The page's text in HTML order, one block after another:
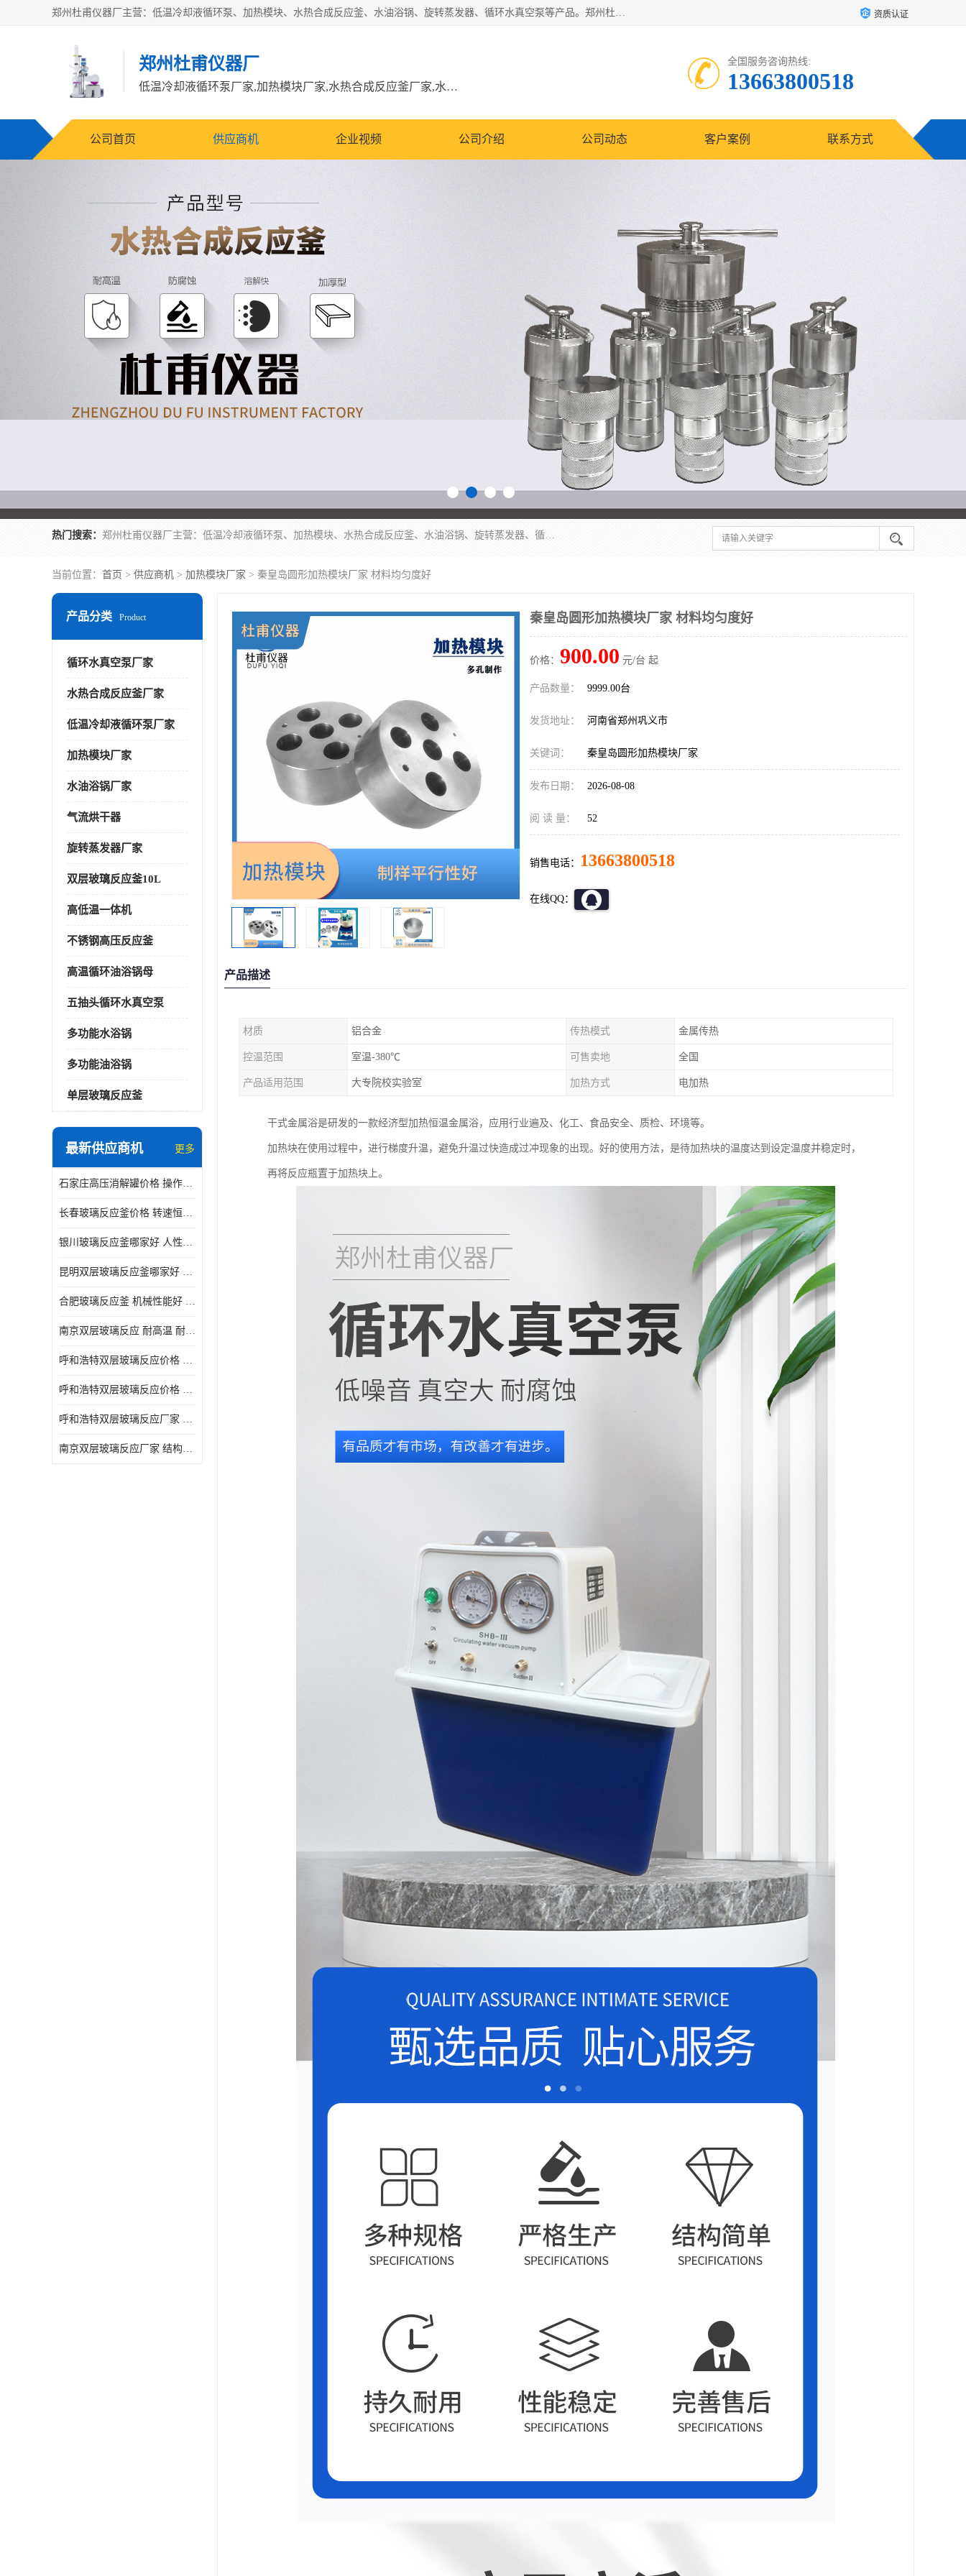
郑州杜甫仪器厂主营：低温冷却液循环泵、加热模块、水热合成反应釜、水油浴锅、旋转蒸发器、循环水真空泵等产品。郑州杜甫仪器厂在众多的教学仪器行业中依靠科技力量扬长避短、迅速发展，成为国家教委*生产教学仪器的厂家，产品具有国内良好水平，主导产品通过ISO9002质量认证。 资质认证
郑州杜甫仪器厂
低温冷却液循环泵厂家,加热模块厂家,水热合成反应釜厂家,水油浴锅厂家,旋转蒸发器厂家
全国服务咨询热线:
13663800518
公司首页 供应商机 企业视频 公司介绍 公司动态 客户案例 联系方式
热门搜索： 郑州杜甫仪器厂主营：低温冷却液循环泵、加热模块、水热合成反应釜、水油浴锅、旋转蒸发器、循环水真空泵等产品。郑州杜甫仪器厂在众多的教学仪器行业中依靠科技力量扬长避短、迅速发展，成为国家教委*生产教学仪器的厂家，产品具有国内良好水平，主导产品通过ISO9002质量认证。
当前位置： 首页 > 供应商机 > 加热模块厂家 > 秦皇岛圆形加热模块厂家 材料均匀度好
产品分类 Product
循环水真空泵厂家
水热合成反应釜厂家
低温冷却液循环泵厂家
加热模块厂家
水油浴锅厂家
气流烘干器
旋转蒸发器厂家
双层玻璃反应釜10L
高低温一体机
不锈钢高压反应釜
高温循环油浴锅母
五抽头循环水真空泵
多功能水浴锅
多功能油浴锅
单层玻璃反应釜
最新供应商机 更多
石家庄高压消解罐价格 操作简单 使用安全
长春玻璃反应釜价格 转速恒定 机械性能好
银川玻璃反应釜哪家好 人性化设计 可连续工作
昆明双层玻璃反应釜哪家好 人性化设计 可连续工作 机械性能好
合肥玻璃反应釜 机械性能好 可连续工作
南京双层玻璃反应 耐高温 耐腐蚀 空载不宜高速运转
呼和浩特双层玻璃反应价格 安全稳定 机械性能好
呼和浩特双层玻璃反应价格 结构紧凑 可做加热反应
呼和浩特双层玻璃反应厂家 转速恒定 空载不宜高速运转
南京双层玻璃反应厂家 结构紧凑 可连续工作 可做加热反应
秦皇岛圆形加热模块厂家 材料均匀度好
价格： 900.00 元/台 起
产品数量： 9999.00台
发货地址： 河南省郑州巩义市
关键词： 秦皇岛圆形加热模块厂家
发布日期： 2026-08-08
阅 读 量： 52
销售电话： 13663800518
在线QQ：
产品描述
材质 铝合金 传热模式 金属传热
控温范围 室温-380℃ 可售卖地 全国
产品适用范围 大专院校实验室 加热方式 电加热
干式金属浴是研发的一款经济型加热恒温金属浴，应用行业遍及、化工、食品安全、质检、环境等。
加热块在使用过程中，进行梯度升温，避免升温过快造成过冲现象的出现。好的使用方法，是待加热块的温度达到设定温度并稳定时，
再将反应瓶置于加热块上。